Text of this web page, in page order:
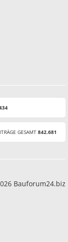
GESAMT 842.681
Bauforum24.biz